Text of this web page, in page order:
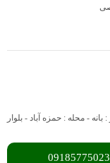
- محله : حمزه آباد - بلوار